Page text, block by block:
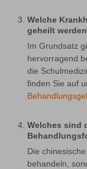
Welche
geheilt
Im Grundsatz
hervorragend
die
finden Sie auf
Welches sind
Die
behandeln,